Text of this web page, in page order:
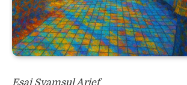
Esai Syamsul Arief